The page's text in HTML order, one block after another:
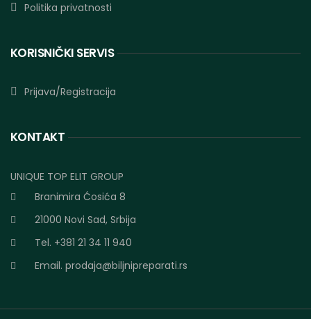
Politika privatnosti
KORISNIČKI SERVIS
Prijava/Registracija
KONTAKT
UNIQUE TOP ELIT GROUP
Branimira Ćosića 8
21000 Novi Sad, Srbija
Tel. +381 21 34 11 940
Email. prodaja@biljnipreparati.rs